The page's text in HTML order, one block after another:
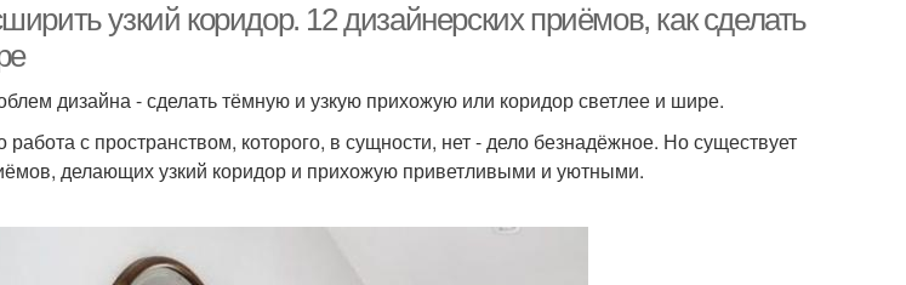
узкий коридор. 12 дизайнерских приёмов, как сделать
дизайна - сделать тёмную и узкую прихожую или коридор светлее и шире.
с пространством, которого, в сущности, нет - дело безнадёжное. Но существует
делающих узкий коридор и прихожую приветливыми и уютными.